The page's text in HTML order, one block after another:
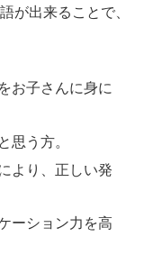
が出来ることで、
お子さんに身に
思う方。
より、正しい発
ーション力を高